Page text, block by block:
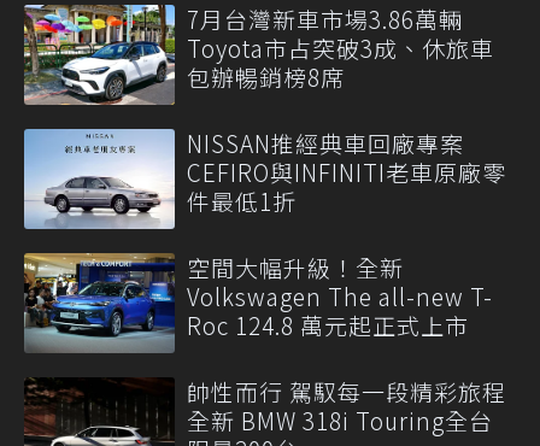
7月台灣新車市場3.86萬輛
Toyota市占突破3成、休旅車
包辦暢銷榜8席
NISSAN推經典車回廠專案
CEFIRO與INFINITI老車原廠零
件最低1折
空間大幅升級！全新
Volkswagen The all-new T-
Roc 124.8 萬元起正式上市
帥性而行 駕馭每一段精彩旅程
全新 BMW 318i Touring全台